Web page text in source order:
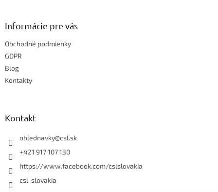
Informácie pre vás
Obchodné podmienky
GDPR
Blog
Kontakty
Kontakt
objednavky@csl.sk
+421 917 107 130
https://www.facebook.com/cslslovakia
csl_slovakia